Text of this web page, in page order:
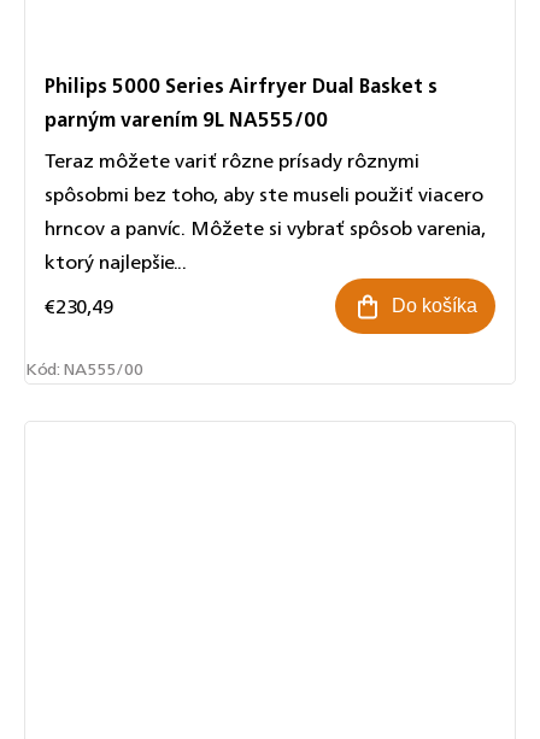
Philips 5000 Series Airfryer Dual Basket s
parným varením 9L NA555/00
€230,49 Do košíka
Teraz môžete variť rôzne prísady rôznymi
spôsobmi bez toho, aby ste museli použiť viacero
hrncov a panvíc. Môžete si vybrať spôsob varenia,
ktorý najlepšie...
Kód:NA555/00